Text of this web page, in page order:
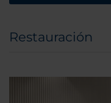
Restauración